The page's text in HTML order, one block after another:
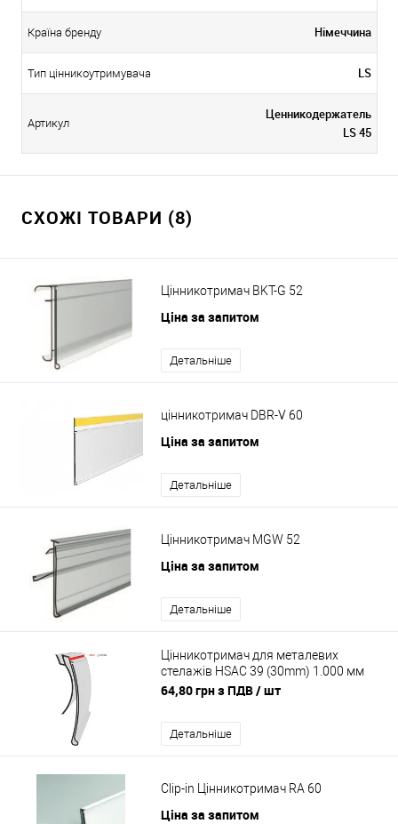
Країна бренду Німеччина
Тип цінникоутримувача LS
Артикул
Ценникодержатель
LS 45
СХОЖІ ТОВАРИ (8)
Цінникотримач BKT-G 52
Ціна за запитом
Детальніше
цінникотримач DBR-V 60
Ціна за запитом
Детальніше
Цінникотримач MGW 52
Ціна за запитом
Детальніше
Цінникотримач для металевих
стелажів HSAC 39 (30mm) 1.000 мм
Ціна до 100 шт
64,80 грн з ПДВ/ шт
Детальніше
Clip-in Цінникотримач RA 60
Ціна за запитом